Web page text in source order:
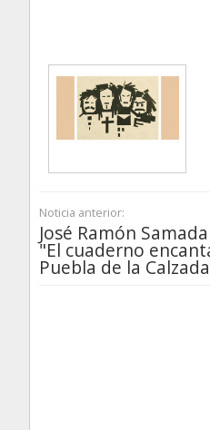
Noticia anterior:
José Ramón
"El cuaderno
Puebla de la Calzada